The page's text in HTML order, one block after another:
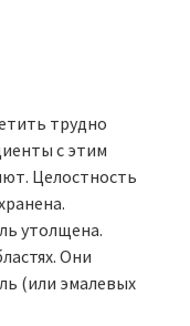
трудно
с этим
Целостность
утолщена.
Они
(или эмалевых